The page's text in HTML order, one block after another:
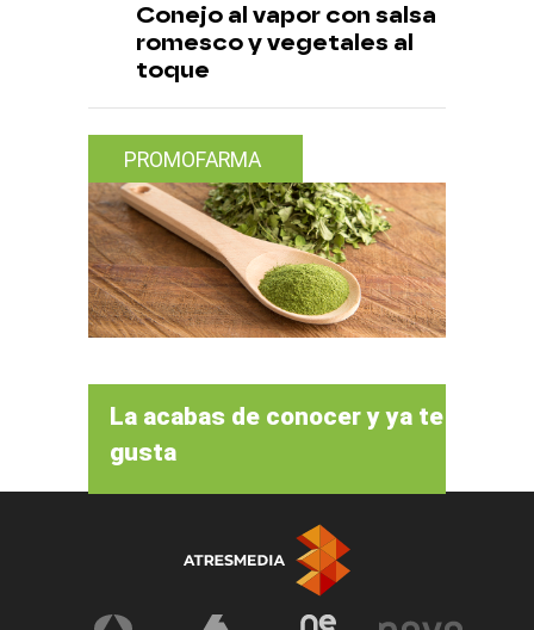
Conejo al vapor con salsa
romesco y vegetales al
toque
PROMOFARMA
La acabas de conocer y ya te
gusta